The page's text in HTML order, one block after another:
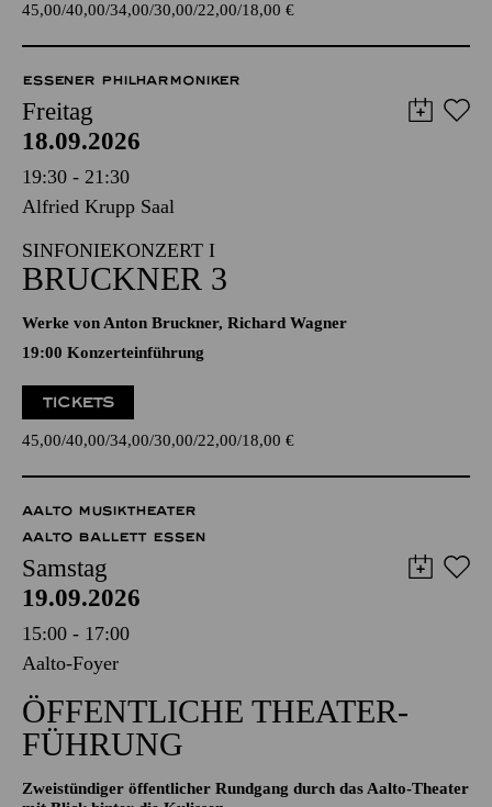
45,00 40,00 34,00 30,00 22,00 18,00 €
ESSENER PHILHARMONIKER
Freitag
18.09.2026
19:30 - 21:30
Alfried Krupp Saal
SINFONIEKONZERT I
BRUCKNER 3
Werke von Anton Bruckner, Richard Wagner
19:00 Konzerteinführung
TICKETS
45,00 40,00 34,00 30,00 22,00 18,00 €
AALTO MUSIKTHEATER
AALTO BALLETT ESSEN
Samstag
19.09.2026
15:00 - 17:00
Aalto-Foyer
ÖFFENTLICHE THEATER­
FÜHRUNG
Zweistündiger öffentlicher Rundgang durch das Aalto-Theater